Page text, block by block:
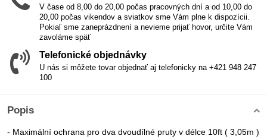
V čase od 8,00 do 20,00 počas pracovných dní a od 10,00 do
20,00 počas vikendov a sviatkov sme Vám plne k dispozícii.
Pokiaľ sme zaneprázdnení a nevieme prijať hovor, určite Vám
zavoláme späť
Telefonické objednávky
U nás si môžete tovar objednať aj telefonicky na +421 948 247
100
Popis
- Maximální ochrana pro dva dvoudílné pruty v délce 10ft ( 3,05m )